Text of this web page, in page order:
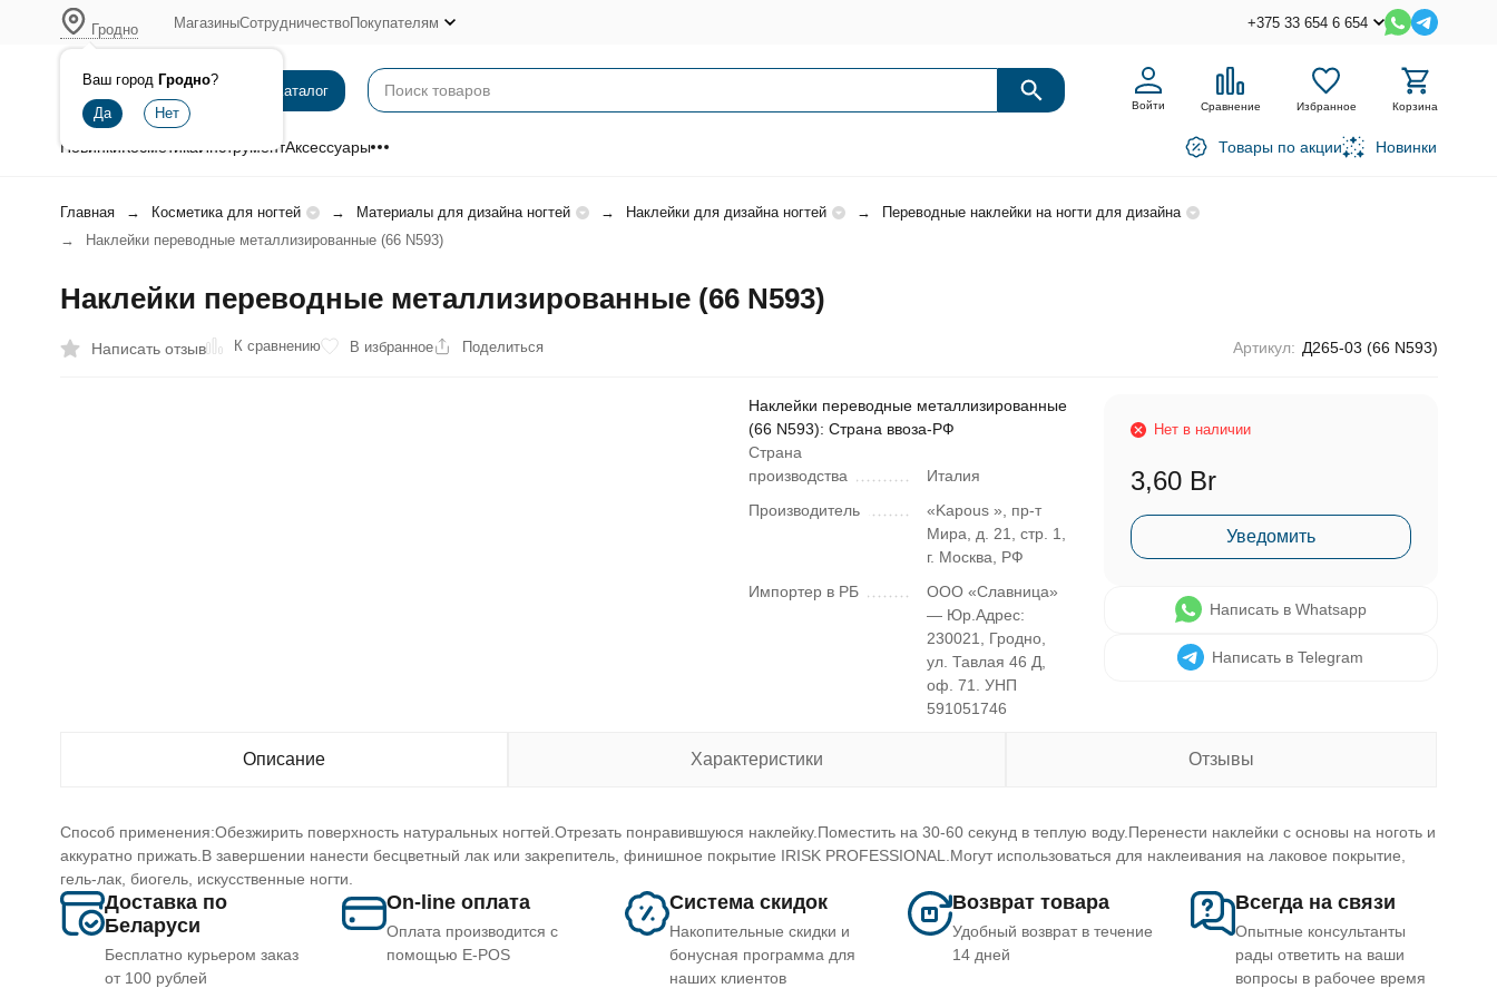
Гродно
Ваш город Гродно?
МагазиныСотрудничествоПокупателям +375 33 654 6 654
Каталог
Войти Сравнение Избранное Корзина
НовинкиКосметикаИнструментАксессуары Товары по акции Новинки
Главная Косметика для ногтей Материалы для дизайна ногтей Наклейки для дизайна ногтей
Переводные наклейки на ногти для дизайна
Наклейки переводные металлизированные (66 N593)
Наклейки переводные металлизированные (66 N593)
Написать отзыв К сравнению В избранное Поделиться Артикул: Д265-03 (66 N593)
Наклейки переводные металлизированные
(66 N593): Страна ввоза-РФ
Страна
производства
Италия
Производитель
«Kapous », пр-т
Мира, д. 21, стр. 1,
г. Москва, РФ
Импортер в РБ
ООО «Славница»
— Юр.Адрес:
230021, Гродно,
ул. Тавлая 46 Д,
оф. 71. УНП
591051746
Нет в наличии
3,60 Br
Уведомить
Написать в Whatsapp
Написать в Telegram
Описание Характеристики Отзывы
Способ применения:Обезжирить поверхность натуральных ногтей.Отрезать понравившуюся наклейку.Поместить на 30-60 секунд в теплую воду.Перенести наклейки с основы на ноготь и
аккуратно прижать.В завершении нанести бесцветный лак или закрепитель, финишное покрытие IRISK PROFESSIONAL.Могут использоваться для наклеивания на лаковое покрытие,
гель-лак, биогель, искусственные ногти.
Доставка по
Беларуси
Бесплатно курьером заказ
от 100 рублей
On-line оплата
Оплата производится с
помощью E-POS
Система скидок
Накопительные скидки и
бонусная программа для
наших клиентов
Возврат товара
Удобный возврат в течение
14 дней
Всегда на связи
Опытные консультанты
рады ответить на ваши
вопросы в рабочее время